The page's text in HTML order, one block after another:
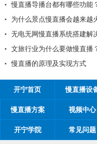
项原则
慢直播：深
开宁2026年
2026年开宁
开宁2026年
全国反扒大
开宁首页 慢直播设
慢直播方案 视频中心
开宁学院 常见问题